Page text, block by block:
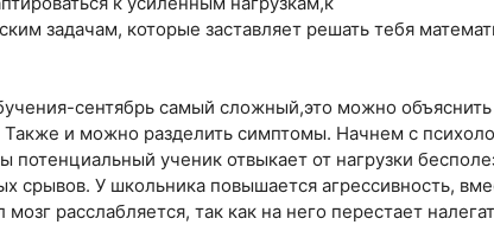
задачам, которые заставляет решать тебя
сентябрь самый сложный,это можно объяснить
Также и можно разделить симптомы. Начнем с
потенциальный ученик отвыкает от нагрузки
срывов. У школьника повышается агрессивность,
мозг расслабляется, так как на него перестает